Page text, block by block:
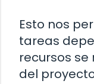
Esto nos
tareas
recursos
del